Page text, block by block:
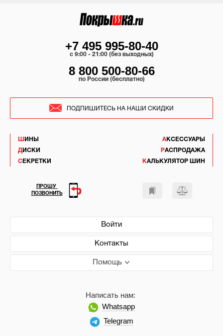
ШИНЫ
ДИСКИ
СЕКРЕТКИ
АКСЕССУАРЫ
РАСПРОДАЖА
КАЛЬКУЛЯТОР ШИН
Войти
Контакты
Помощь
Написать нам:
Whatsapp
Telegram
+7 495 995-80-40
c 9:00 - 21:00 (без выходных)
8 800 500-80-66
по России (бесплатно)
ПОДПИШИТЕСЬ НА НАШИ СКИДКИ
ПРОШУ
ПОЗВОНИТЬ